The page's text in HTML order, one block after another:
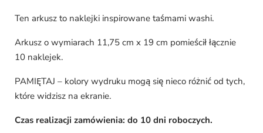
Ten arkusz to naklejki inspirowane taśmami washi.
Arkusz o wymiarach 11,75 cm x 19 cm pomieścił łącznie
10 naklejek.
PAMIĘTAJ – kolory wydruku mogą się nieco różnić od tych,
które widzisz na ekranie.
Czas realizacji zamówienia: do 10 dni roboczych.